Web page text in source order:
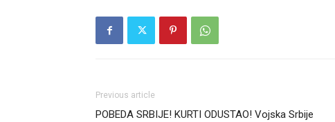
Previous article
POBEDA SRBIJE! KURTI ODUSTAO! Vojska Srbije